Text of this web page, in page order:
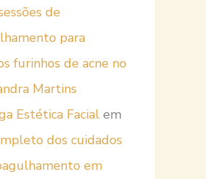
de
para
furinhos de acne no
Martins
Estética Facial em
dos cuidados
em